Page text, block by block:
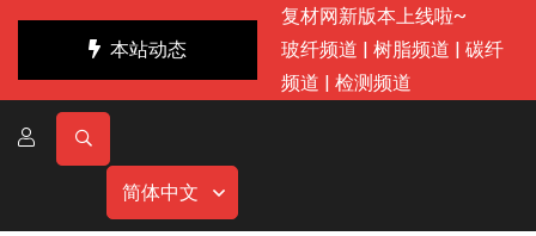
本站动态
复材网新版本上线啦~
玻纤频道 | 树脂频道 | 碳纤
频道 | 检测频道
简体中文